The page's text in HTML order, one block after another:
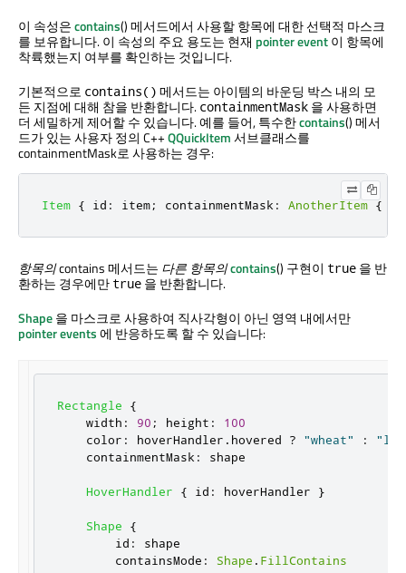
이 속성은contains() 메서드에서 사용할 항목에 대한 선택적 마스크
를 보유합니다. 이 속성의 주요 용도는 현재 pointer event이 항목에
착륙했는지 여부를 확인하는 것입니다.
기본적으로 contains() 메서드는 아이템의 바운딩 박스 내의 모
든 지점에 대해 참을 반환합니다. containmentMask 을 사용하면
더 세밀하게 제어할 수 있습니다. 예를 들어, 특수한contains() 메서
드가 있는 사용자 정의 C++QQuickItem서브클래스를
containmentMask로 사용하는 경우:
Item { id : item; containmentMask : AnotherItem {
항목의contains 메서드는 다른 항목의contains() 구현이 true 을 반
환하는 경우에만 true 을 반환합니다.
Shape을 마스크로 사용하여 직사각형이 아닌 영역 내에서만
pointer events에 반응하도록 할 수 있습니다:
Rectangle
{
width : 90 ; height :
100
color : hoverHandler . hovered ? "wheat" :
containmentMask : shape
HoverHandler { id : hoverHandler }
Shape
{
id :
shape
containsMode : Shape . FillContains